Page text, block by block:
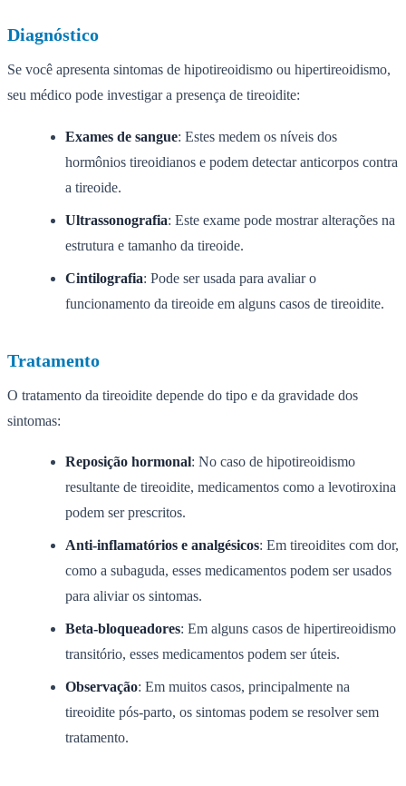
Diagnóstico
Se você apresenta sintomas de hipotireoidismo ou hipertireoidismo,
seu médico pode investigar a presença de tireoidite:
Exames de sangue: Estes medem os níveis dos
hormônios tireoidianos e podem detectar anticorpos contra
a tireoide.
Ultrassonografia: Este exame pode mostrar alterações na
estrutura e tamanho da tireoide.
Cintilografia: Pode ser usada para avaliar o
funcionamento da tireoide em alguns casos de tireoidite.
Tratamento
O tratamento da tireoidite depende do tipo e da gravidade dos
sintomas:
Reposição hormonal: No caso de hipotireoidismo
resultante de tireoidite, medicamentos como a levotiroxina
podem ser prescritos.
Anti-inflamatórios e analgésicos: Em tireoidites com dor,
como a subaguda, esses medicamentos podem ser usados
para aliviar os sintomas.
Beta-bloqueadores: Em alguns casos de hipertireoidismo
transitório, esses medicamentos podem ser úteis.
Observação: Em muitos casos, principalmente na
tireoidite pós-parto, os sintomas podem se resolver sem
tratamento.